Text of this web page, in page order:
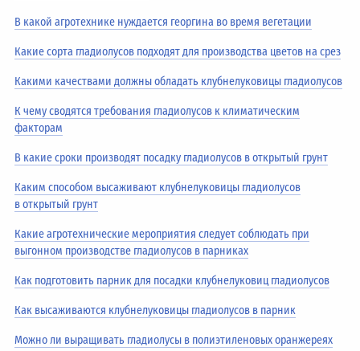
В какой агротехнике нуждается георгина во время вегетации
Какие сорта гладиолусов подходят для производства цветов на срез
Какими качествами должны обладать клубнелуковицы гладиолусов
К чему сводятся требования гладиолусов к климатическим
факторам
В какие сроки производят посадку гладиолусов в открытый грунт
Каким способом высаживают клубнелуковицы гладиолусов
в открытый грунт
Какие агротехнические мероприятия следует соблюдать при
выгонном производстве гладиолусов в парниках
Как подготовить парник для посадки клубнелуковиц гладиолусов
Как высаживаются клубнелуковицы гладиолусов в парник
Можно ли выращивать гладиолусы в полиэтиленовых оранжереях